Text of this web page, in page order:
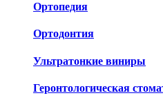
Ортопедия
Ортодонтия
Ультратонкие виниры
Геронтологическая